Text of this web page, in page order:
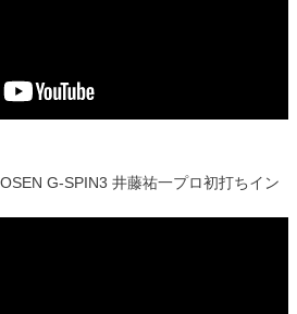
G-SPIN3 井藤祐一プロ初打ちイン